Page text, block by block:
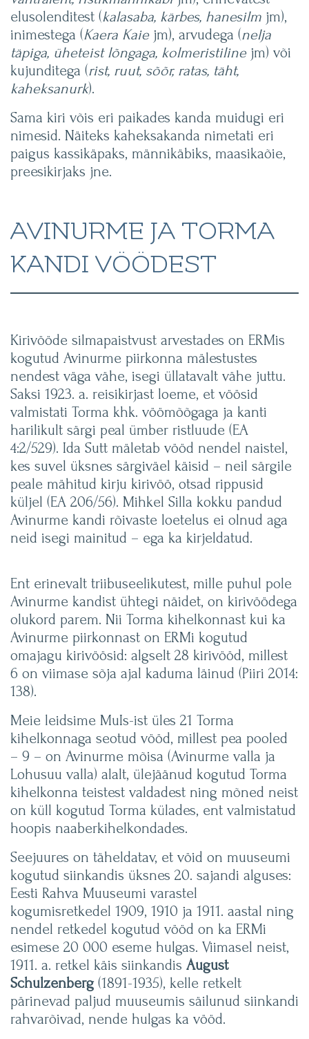
elusolenditest (kalasaba, kärbes, hanesilm jm),
inimestega (Kaera Kaiejm), arvudega (nelja
täpiga, üheteist lõngaga, kolmeristilinejm) või
kujunditega (rist, ruut, sõõr, ratas, täht,
kaheksanurk).
Sama kiri võis eri paikades kanda muidugi eri
nimesid. Näiteks kaheksakanda nimetati eri
paigus kassikäpaks, männikäbiks, maasikaõie,
preesikirjaks jne.
AVINURME JA TORMA
KANDI VÖÖDEST
Kirivööde silmapaistvust arvestades on ERMis
kogutud Avinurme piirkonna mälestustes
nendest väga vähe, isegi üllatavalt vähe juttu.
Saksi 1923. a. reisikirjast loeme, et vöösid
valmistati Torma khk. vöömõõgaga ja kanti
harilikult särgi peal ümber ristluude (EA
4:2/529). Ida Sutt mäletab vööd nendel naistel,
kes suvel üksnes särgiväel käisid – neil särgile
peale mähitud kirju kirivöö, otsad rippusid
küljel (EA 206/56). Mihkel Silla kokku pandud
Avinurme kandi rõivaste loetelus ei olnud aga
neid isegi mainitud – ega ka kirjeldatud.
Ent erinevalt triibuseelikutest, mille puhul pole
Avinurme kandist ühtegi näidet, on kirivöödega
olukord parem. Nii Torma kihelkonnast kui ka
Avinurme piirkonnast on ERMi kogutud
omajagu kirivöösid: algselt 28 kirivööd, millest
6 on viimase sõja ajal kaduma läinud (Piiri 2014:
138).
Meie leidsime MuIs-ist üles 21 Torma
kihelkonnaga seotud vööd, millest pea pooled
– 9 – on Avinurme mõisa (Avinurme valla ja
Lohusuu valla) alalt, ülejäänud kogutud Torma
kihelkonna teistest valdadest ning mõned neist
on küll kogutud Torma külades, ent valmistatud
hoopis naaberkihelkondades.
Seejuures on täheldatav, et vöid on muuseumi
kogutud siinkandis üksnes 20. sajandi alguses:
Eesti Rahva Muuseumi varastel
kogumisretkedel 1909, 1910 ja 1911. aastal ning
nendel retkedel kogutud vööd on ka ERMi
esimese 20 000 eseme hulgas. Viimasel neist,
1911. a. retkel käis siinkandis August
Schulzenberg(1891-1935), kelle retkelt
pärinevad paljud muuseumis säilunud siinkandi
rahvarõivad, nende hulgas ka vööd.